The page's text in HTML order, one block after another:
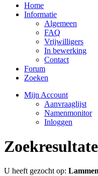
Home
Informatie
Algemeen
FAQ
Vrijwilligers
In bewerking
Contact
Forum
Zoeken
Mijn Account
Aanvraaglijst
Namenmonitor
Inloggen
U heeft gezocht op: Lammen